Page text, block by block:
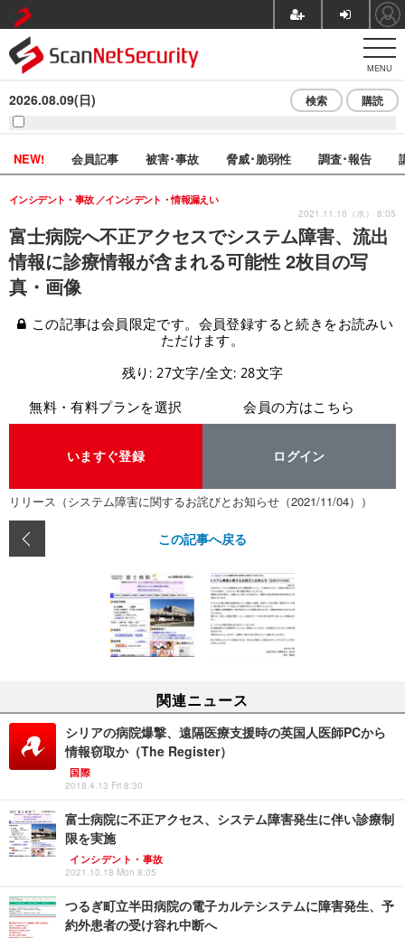
MENU
2026.08.09(日) 検索 購読
NEW! 会員記事 被害･事故 脅威･脆弱性 調査･報告
富士病院へ不正アクセスでシステム障害、流出
情報に診療情報が含まれる可能性 2枚目の写
真・画像
インシデント・事故 インシデント・情報漏えい
2021.11.10（水） 8:05
この記事は会員限定です。会員登録すると続きをお読みい
ただけます。
残り: 27文字/全文: 28文字
無料・有料プランを選択
いますぐ登録
会員の方はこちら
ログイン
リリース（システム障害に関するお詫びとお知らせ（2021/11/04））
この記事へ戻る
関連ニュース
シリアの病院爆撃、遠隔医療支援時の英国人医師PCから
情報窃取か（The Register）
国際
2018.4.13 Fri 8:30
富士病院に不正アクセス、システム障害発生に伴い診療制
限を実施
インシデント・事故
2021.10.18 Mon 8:05
つるぎ町立半田病院の電子カルテシステムに障害発生、予
約外患者の受け容れ中断へ